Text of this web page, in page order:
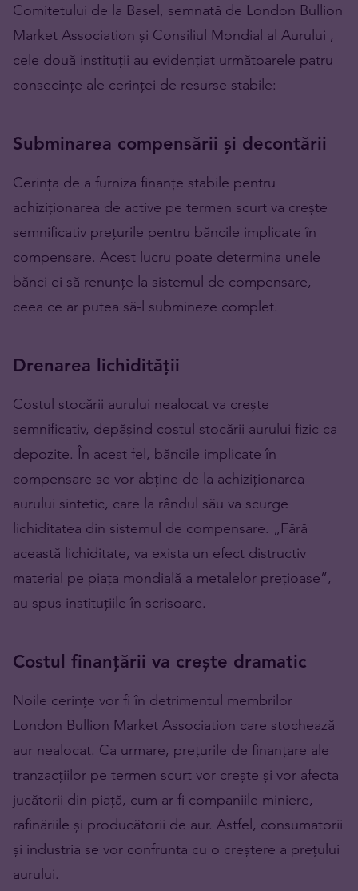
Comitetului de la Basel, semnată de London Bullion
Market Association și Consiliul Mondial al Aurului ,
cele două instituții au evidențiat următoarele patru
consecințe ale cerinței de resurse stabile:
Subminarea compensării și decontării
Cerința de a furniza finanțe stabile pentru
achiziționarea de active pe termen scurt va crește
semnificativ prețurile pentru băncile implicate în
compensare. Acest lucru poate determina unele
bănci ei să renunțe la sistemul de compensare,
ceea ce ar putea să-l submineze complet.
Drenarea lichidității
Costul stocării aurului nealocat va crește
semnificativ, depășind costul stocării aurului fizic ca
depozite. În acest fel, băncile implicate în
compensare se vor abține de la achiziționarea
aurului sintetic, care la rândul său va scurge
lichiditatea din sistemul de compensare. „Fără
această lichiditate, va exista un efect distructiv
material pe piața mondială a metalelor prețioase”,
au spus instituțiile în scrisoare.
Costul finanțării va crește dramatic
Noile cerințe vor fi în detrimentul membrilor
London Bullion Market Association care stochează
aur nealocat. Ca urmare, prețurile de finanțare ale
tranzacțiilor pe termen scurt vor crește și vor afecta
jucătorii din piață, cum ar fi companiile miniere,
rafinăriile și producătorii de aur. Astfel, consumatorii
și industria se vor confrunta cu o creștere a prețului
aurului.